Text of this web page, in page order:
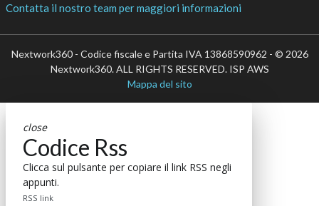
Contatta il nostro team per maggiori informazioni
Nextwork360 - Codice fiscale e Partita IVA 13868590962 - © 2026
Nextwork360. ALL RIGHTS RESERVED. ISP AWS
Mappa del sito
close
Codice Rss
Clicca sul pulsante per copiare il link RSS negli
appunti.
RSS link